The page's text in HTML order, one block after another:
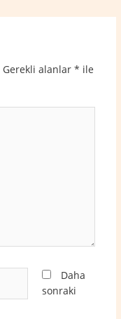
Gerekli alanlar * ile
Daha
sonraki